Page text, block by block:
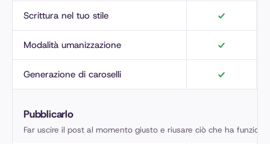
Scrittura nel tuo stile
Modalità umanizzazione
Generazione di caroselli
Pubblicarlo
Far uscire il post al momento giusto e riusare ciò che ha